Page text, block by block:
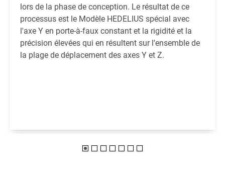
lors de la phase de conception. Le résultat de ce
processus est le Modèle HEDELIUS spécial avec
l'axe Y en porte-à-faux constant et la rigidité et la
précision élevées qui en résultent sur l'ensemble de
la plage de déplacement des axes Y et Z.